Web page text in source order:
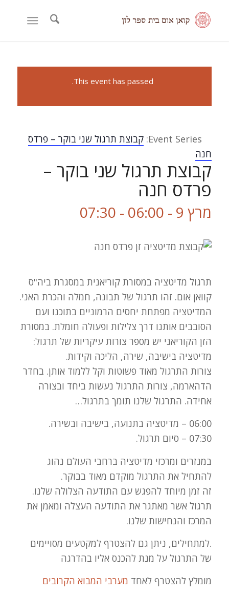
This event has passed.
Event Series: קבוצת תרגול שני בוקר – פרדס
חנה
קבוצת תרגול שני בוקר –
פרדס חנה
מרץ 9 - 06:00 -
07:30
תרגול מדיטציה במסורת קוריאנית במסגרת ביה"ס
קוואן אום. זהו תרגול של תבונה, חמלה והכרת האני.
המדיטציה מפתחת יחסים הרמוניים בתוכנו ועם
הסובבים אותנו דרך צלילות ופעולה חומלת. במסורת
הזן הקוריאני יש מספר צורות עיקריות של תרגול:
מדיטציה בישיבה, שירה, הליכה וקידות.
צורות התרגול מאוד פשוטות וקל ללמוד אותן. בחדר
הדהארמה, צורות התרגול נעשות ביחד ובצורה
אחידה. התרגול שלנו תומך בתרגול…
06:00 – מדיטציה בתנועה, בישיבה ובשירה.
07:30 – סיום תרגול.
במנזרים ומרכזי מדיטציה ברחבי העולם נהוג
להתחיל את התרגול מוקדם מאוד בבוקר.
זה זמן מיוחד להפגש עם התודעה הצלולה שלנו.
תרגול אשר מאתגר את התודעה העצלה ומאמן את
המרכז והנחישות שלנו.
.למתחילים, ניתן גם להצטרף למקטעים מסויימים
של התרגול על מנת להכנס אליו בהדרגה
מומלץ להצטרף לאחד מערבי המבוא הקרובים